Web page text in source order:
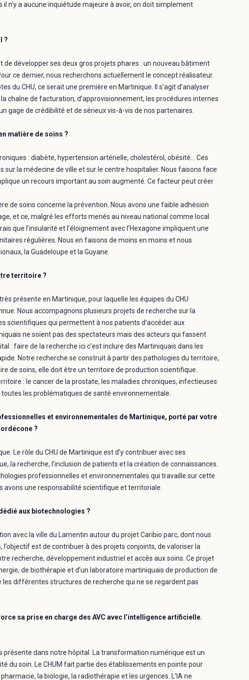
n’y a aucune inquiétude majeure à avoir, on doit simplement
?
de développer ses deux gros projets phares : un nouveau bâtiment
ce dernier, nous recherchons actuellement le concept réalisateur.
du CHU, ce serait une première en Martinique. Il s’agit d’analyser
chaîne de facturation, d’approvisionnement, les procédures internes
gage de crédibilité et de sérieux vis-à-vis de nos partenaires.
matière de soins ?
: diabète, hypertension artérielle, cholestérol, obésité… Ces
la médecine de ville et sur le centre hospitalier. Nous faisons face
un recours important au soin augmenté. Ce facteur peut créer
de soins concerne la prévention. Nous avons une faible adhésion
et ce, malgré les efforts menés au niveau national comme local
que l’insularité et l’éloignement avec l’Hexagone impliquent une
régulières. Nous en faisons de moins en moins et nous
la Guadeloupe et la Guyane.
territoire ?
présente en Martinique, pour laquelle les équipes du CHU
Nous accompagnons plusieurs projets de recherche sur la
scientifiques qui permettent à nos patients d’accéder aux
ne soient pas des spectateurs mais des acteurs qui fassent
: faire de la recherche ici c’est inclure des Martiniquais dans les
Notre recherche se construit à partir des pathologies du territoire,
de soins, elle doit être un territoire de production scientifique.
: le cancer de la prostate, les maladies chroniques, infectieuses
les problématiques de santé environnementale.
et environnementales de Martinique, porté par votre
?
Le rôle du CHU de Martinique est d’y contribuer avec ses
la recherche, l’inclusion de patients et la création de connaissances.
professionnelles et environnementales qui travaille sur cette
avons une responsabilité scientifique et territoriale.
aux biotechnologies ?
avec la ville du Lamentin autour du projet Caribio parc, dont nous
est de contribuer à des projets conjoints, de valoriser la
recherche, développement industriel et accès aux soins. Ce projet
de biothérapie et d’un laboratoire martiniquais de production de
différentes structures de recherche qui ne se regardent pas
sa prise en charge des AVC avec l’intelligence artificielle.
présente dans notre hôpital. La transformation numérique est un
du soin. Le CHUM fait partie des établissements en pointe pour
la biologie, la radiothérapie et les urgences. L’IA ne